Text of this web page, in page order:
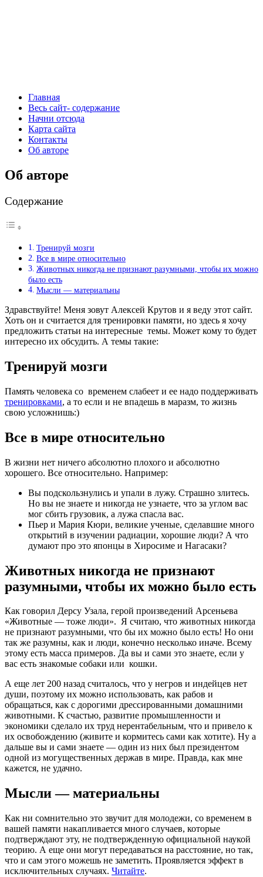
Главная
Весь сайт- содержание
Начни отсюда
Карта сайта
Контакты
Об авторе
Об авторе
Содержание
Тренируй мозги
Все в мире относительно
Животных никогда не признают разумными, чтобы их можно
было есть
Мысли — материальны
Здравствуйте! Меня зовут Алексей Крутов и я веду этот сайт.
Хоть он и считается для тренировки памяти, но здесь я хочу
предложить статьи на интересные темы. Может кому то будет
интересно их обсудить. А темы такие:
Тренируй мозги
Память человека со временем слабеет и ее надо поддерживать
тренировками, а то если и не впадешь в маразм, то жизнь
свою усложнишь:)
Все в мире относительно
В жизни нет ничего абсолютно плохого и абсолютно
хорошего. Все относительно. Например:
Вы подскользнулись и упали в лужу. Страшно злитесь.
Но вы не знаете и никогда не узнаете, что за углом вас
мог сбить грузовик, а лужа спасла вас.
Пьер и Мария Кюри, великие ученые, сделавшие много
открытий в изучении радиации, хорошие люди? А что
думают про это японцы в Хиросиме и Нагасаки?
Животных никогда не признают
разумными, чтобы их можно было есть
Как говорил Дерсу Узала, герой произведений Арсеньева
«Животные — тоже люди». Я считаю, что животных никогда
не признают разумными, что бы их можно было есть! Но они
так же разумны, как и люди, конечно несколько иначе. Всему
этому есть масса примеров. Да вы и сами это знаете, если у
вас есть знакомые собаки или кошки.
А еще лет 200 назад считалось, что у негров и индейцев нет
души, поэтому их можно использовать, как рабов и
обращаться, как с дорогими дрессированными домашними
животными. К счастью, развитие промышленности и
экономики сделало их труд нерентабельным, что и привело к
их освобождению (живите и кормитесь сами как хотите). Ну а
дальше вы и сами знаете — один из них был президентом
одной из могущественных держав в мире. Правда, как мне
кажется, не удачно.
Мысли — материальны
Как ни сомнительно это звучит для молодежи, со временем в
вашей памяти накапливается много случаев, которые
подтверждают эту, не подтвержденную официальной наукой
теорию. А еще они могут передаваться на расстояние, но так,
что и сам этого можешь не заметить. Проявляется эффект в
исключительных случаях. Читайте.